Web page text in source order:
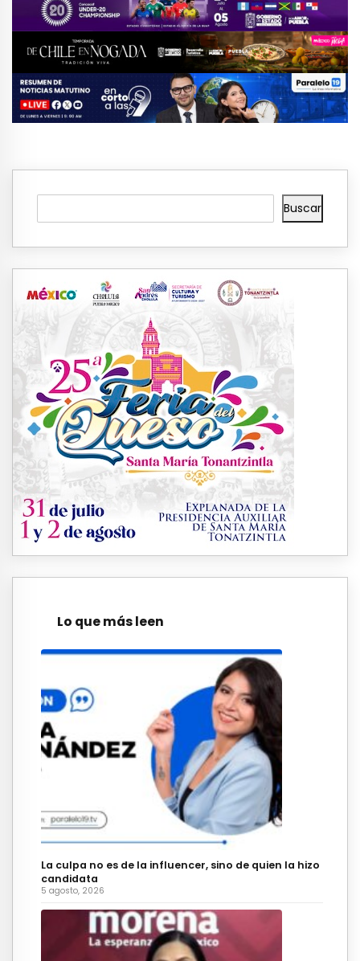
Buscar
Lo que más leen
La culpa no es de la influencer, sino de quien la hizo
candidata
5 agosto, 2026